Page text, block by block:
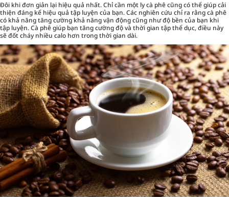
Đôi khi đơn giản lại hiệu quả nhất. Chỉ cần một ly cà phê cũng có thể giúp cải
thiện đáng kể hiệu quả tập luyện của bạn. Các nghiên cứu chỉ ra rằng cà phê
có khả năng tăng cường khả năng vận động cũng như độ bền của bạn khi
tập luyện. Cà phê giúp bạn tăng cường độ và thời gian tập thể dục, điều này
sẽ đốt cháy nhiều calo hơn trong thời gian dài.